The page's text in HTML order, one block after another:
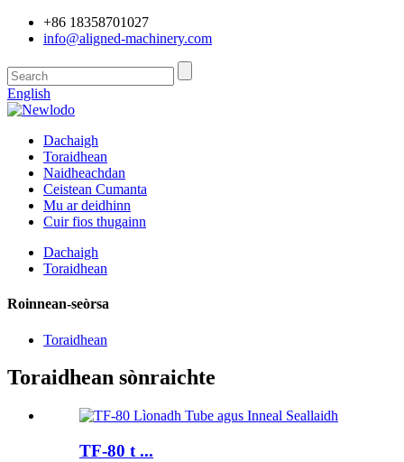
+86 18358701027
info@aligned-machinery.com
English
Dachaigh
Toraidhean
Naidheachdan
Ceistean Cumanta
Mu ar deidhinn
Cuir fios thugainn
Dachaigh
Toraidhean
Roinnean-seòrsa
Toraidhean
Toraidhean sònraichte
TF-80 t ...